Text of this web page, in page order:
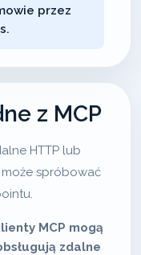
przez
z MCP
HTTP lub
może spróbować
MCP mogą
zdalne